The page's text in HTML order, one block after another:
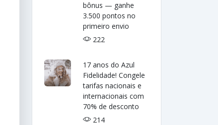
bônus — ganhe
3.500 pontos no
primeiro envio
222
17 anos do Azul
Fidelidade! Congele
tarifas nacionais e
internacionais com
70% de desconto
214